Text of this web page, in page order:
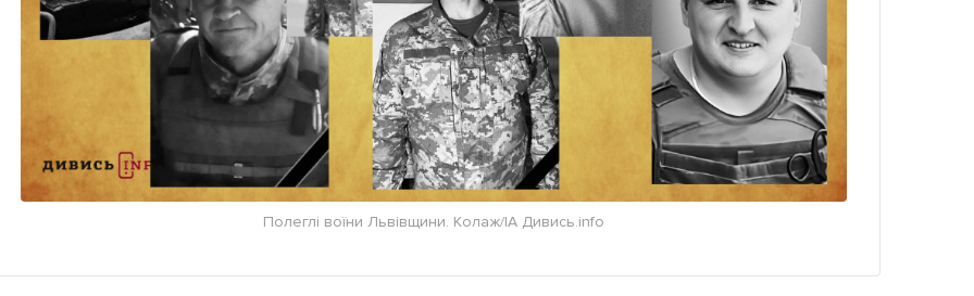
Полеглі воїни Львівщини. Колаж/ІА Дивись.info